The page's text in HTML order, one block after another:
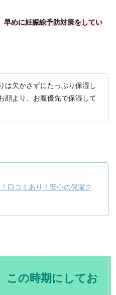
早めに妊娠線予防対策をしてい
は欠かさずにたっぷり保湿し
顔より、お腹優先で保湿して
口コミあり！安心の保湿ク
この時期にしてお